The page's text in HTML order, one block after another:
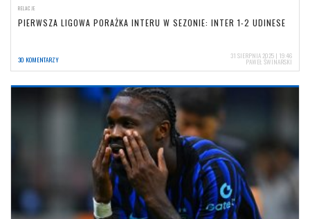
RELACJE
PIERWSZA LIGOWA PORAŻKA INTERU W SEZONIE: INTER 1-2 UDINESE
30 KOMENTARZY 31 SIERPNIA 2025 | 19:46
PAWEŁ ŚWINARSKI